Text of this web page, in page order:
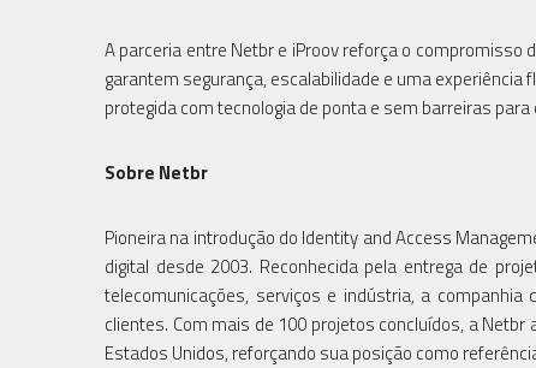
A parceria entre Netbr e iProov reforça o
garantem segurança, escalabilidade e uma
protegida com tecnologia de ponta e sem barreiras para
Sobre Netbr
Pioneira na introdução do Identity and Access
digital desde 2003. Reconhecida pela entrega de
telecomunicações, serviços e indústria, a
clientes. Com mais de 100 projetos concluídos, a
Estados Unidos, reforçando sua posição como